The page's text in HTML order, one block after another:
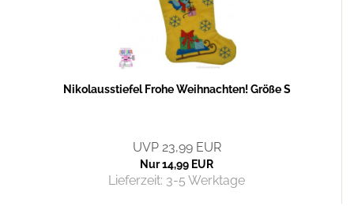
Nikolausstiefel Frohe Weihnachten! Größe S
UVP 23,99 EUR
Nur 14,99 EUR
Lieferzeit: 3-5 Werktage